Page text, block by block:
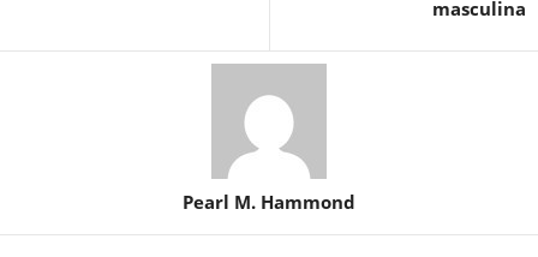
masculina
Pearl M. Hammond